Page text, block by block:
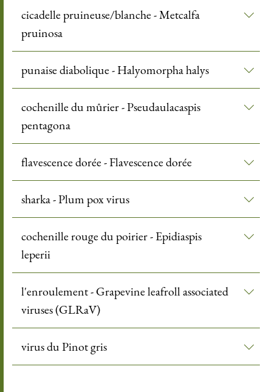
cicadelle pruineuse/blanche - Metcalfa
pruinosa
punaise diabolique - Halyomorpha halys
cochenille du mûrier - Pseudaulacaspis
pentagona
flavescence dorée - Flavescence dorée
sharka - Plum pox virus
cochenille rouge du poirier - Epidiaspis
leperii
l'enroulement - Grapevine leafroll associated
viruses (GLRaV)
virus du Pinot gris